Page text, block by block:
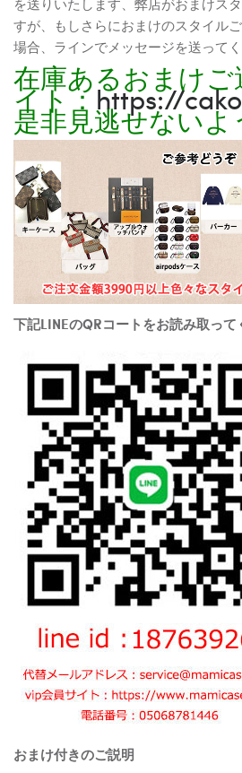
すが、もしさらにおまけのスタイル
場合、ラインでメッセージを送って
在庫あるおまけご
イト：https://
是非見逃せないよ
下記LINEのQRコートをお読み取って
おまけ付きのご説明